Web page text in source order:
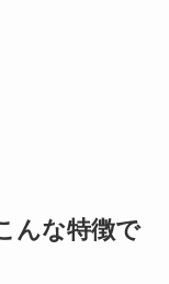
んな特徴で